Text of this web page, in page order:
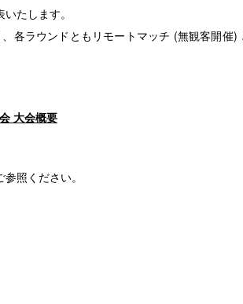
たします。
各ラウンドともリモートマッチ (無観客開催)
大会概要
参照ください。